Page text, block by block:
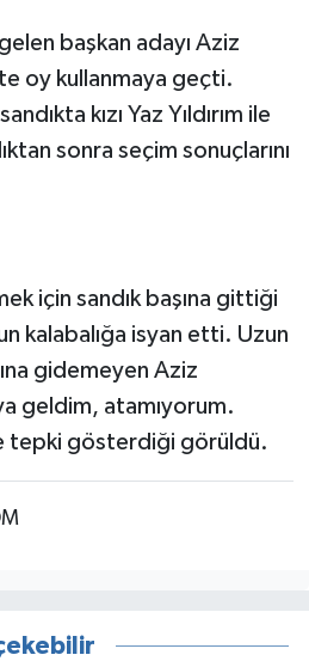
başkan adayı Aziz
oy kullanmaya geçti.
kızı Yaz Yıldırım ile
sonra seçim sonuçlarını
için sandık başına gittiği
kalabalığa isyan etti. Uzun
gidemeyen Aziz
geldim, atamıyorum.
tepki gösterdiği görüldü.